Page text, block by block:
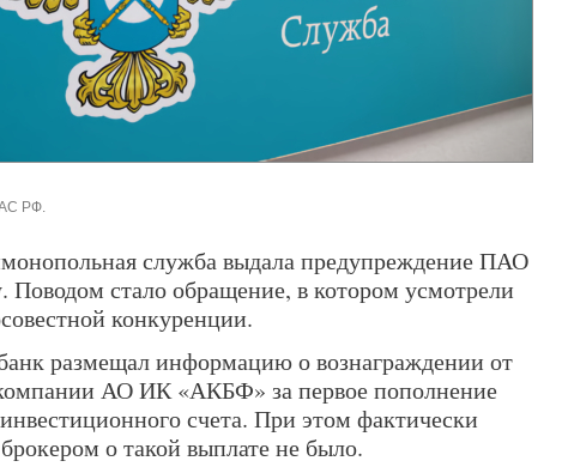
РФ.
служба выдала предупреждение ПАО
стало обращение, в котором усмотрели
конкуренции.
размещал информацию о вознаграждении от
АО ИК «АКБФ» за первое пополнение
счета. При этом фактически
о такой выплате не было.